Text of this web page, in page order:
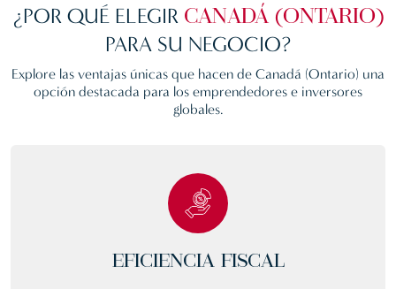
¿POR QUÉ ELEGIR CANADÁ (ONTARIO)
PARA SU NEGOCIO?
Explore las ventajas únicas que hacen de Canadá (Ontario) una
opción destacada para los emprendedores e inversores
globales.
EFICIENCIA FISCAL